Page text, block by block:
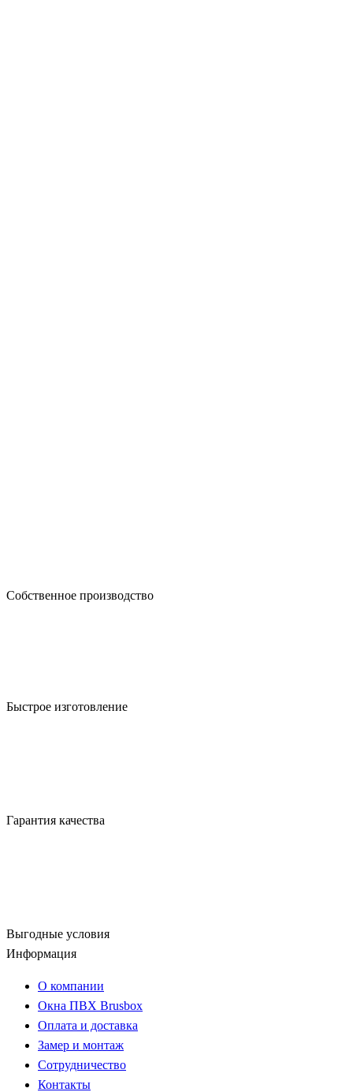
Собственное производство
Быстрое изготовление
Гарантия качества
Выгодные условия
Информация
О компании
Окна ПВХ Brusbox
Оплата и доставка
Замер и монтаж
Сотрудничество
Контакты